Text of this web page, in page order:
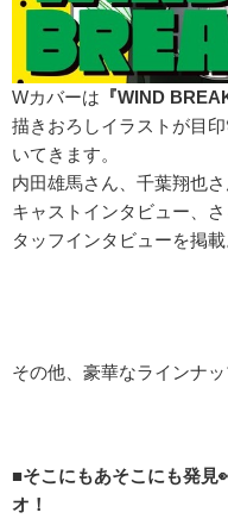
Wカバーは 『WIND
描きおろしイラストが目
いてきます。
内田雄馬さん、千葉翔也
キャストインタビュー、
タッフインタビューを掲
その他、豪華なラインナ
■そこにもあそこにも発
オ！